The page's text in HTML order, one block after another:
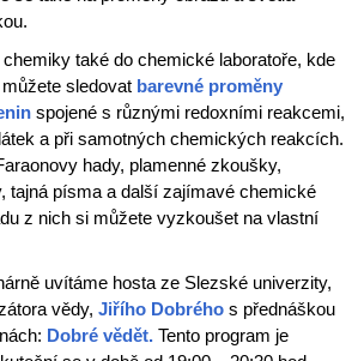
také do chemické laboratoře, kde
sledovat barevné proměny
spojené s různými redoxními reakcemi,
a při samotných chemických reakcích.
hady, plamenné zkoušky,
tajná písma a další zajímavé chemické
z nich si můžete vyzkoušet na vlastní
uvítáme hosta ze Slezské univerzity,
vědy, Jiřího Dobrého s přednáškou
Dobré vědět. Tento program je